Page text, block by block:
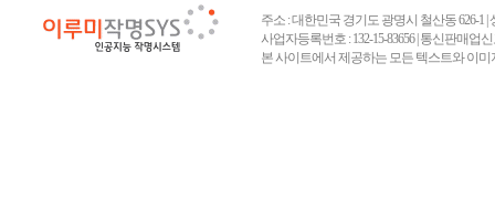
주소 : 대한민국 경기도 광명시 철산동 626-1 |
사업자등록번호 : 132-15-83656 | 통신판매업
본 사이트에서 제공하는 모든 텍스트와 이